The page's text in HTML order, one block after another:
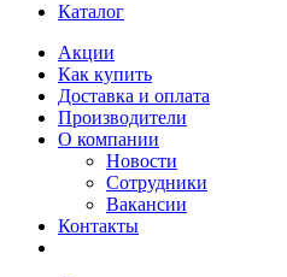
Каталог
Акции
Как купить
Доставка и оплата
Производители
О компании
Новости
Сотрудники
Вакансии
Контакты